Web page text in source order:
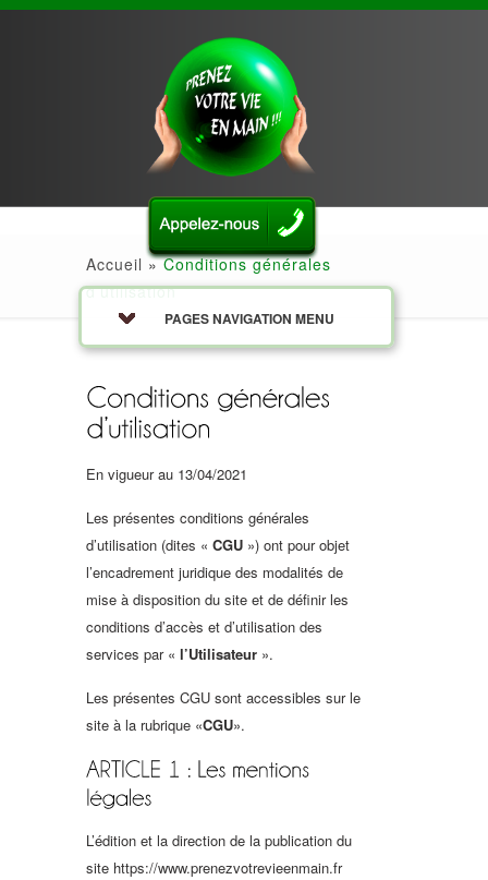
PAGES NAVIGATION MENU
Accueil »Conditions générales
d’utilisation
En vigueur au 13/04/2021
Les présentes conditions générales
d’utilisation (dites « CGU ») ont pour objet
l’encadrement juridique des modalités de
mise à disposition du site et de définir les
conditions d’accès et d’utilisation des
services par « l’Utilisateur ».
Les présentes CGU sont accessibles sur le
site à la rubrique «CGU».
L’édition et la direction de la publication du
site https://www.prenezvotrevieenmain.fr